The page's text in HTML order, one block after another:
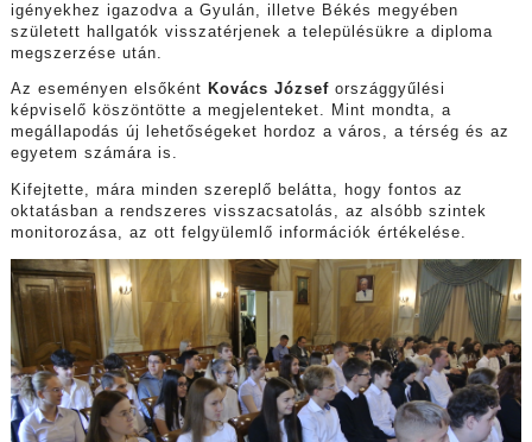
igényekhez igazodva a Gyulán, illetve Békés megyében
született hallgatók visszatérjenek a településükre a diploma
megszerzése után.
Az eseményen elsőként Kovács József országgyűlési
képviselő köszöntötte a megjelenteket. Mint mondta, a
megállapodás új lehetőségeket hordoz a város, a térség és az
egyetem számára is.
Kifejtette, mára minden szereplő belátta, hogy fontos az
oktatásban a rendszeres visszacsatolás, az alsóbb szintek
monitorozása, az ott felgyülemlő információk értékelése.